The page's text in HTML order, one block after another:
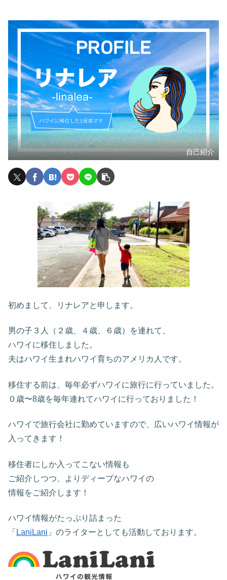
自己紹介
初めまして、リナレアと申します。
男の子３人（２歳、４歳、６歳）を連れて、
ハワイに移住しました。
夫はハワイ生まれハワイ育ちのアメリカ人です。
移住する前は、毎年必ずハワイに旅行に行っていました。
０歳〜8歳を毎年連れてハワイに行っておりました！
ハワイで旅行会社に勤めていますので、広いハワイ情報が
入ってきます！
移住者にしか入ってこない情報も
ご紹介しつつ、よりディープなハワイの
情報をご紹介します！
ハワイ情報がたっぷり詰まった
「 LaniLani 」のライターとしても活動しております。